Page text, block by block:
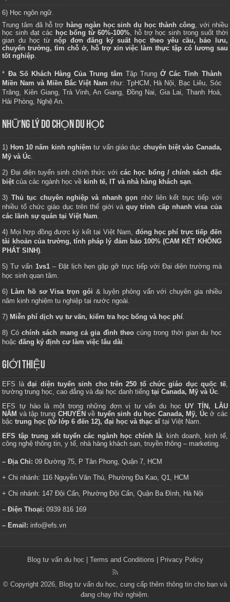
6) Học ngôn ngữ.
Trung tâm đã hỗ trợ hàng ngàn học sinh du học thành công, với nhiều
học sinh đạt các học bổng từ 60%-100%, hỗ trợ học sinh trong suốt thời
gian du học từ nộp đơn đăng ký suất học theo yêu cầu, bảo lưu,
chuyển trường, tìm chỗ ở, hỗ trợ xin việc làm thực tập có lương sau
tốt nghiệp.
* Đa Số Khách Hàng Của Trung tâm Tập TrungỞ Các Tỉnh Thành
Miền Nam và Miền Bắc Việt Nam như: TpHCM, Hà Nội, Bạc Liêu, Sóc
Trăng, Kiên Giang, Trà Vinh, An Giang, Đồng Nai, Gia Lai, Thanh Hoá,
Hải Phòng, Nghệ An.
NHỮNG LÝ DO CHỌN DU HỌC
1) Hơn 10 năm kinh nghiệm tư vấn giáo dục chuyên biệt vào Canada,
Mỹ và Úc.
2) Đại diện tuyển sinh chính thức vớicác học bổng / chính sách đặc
biệt của các ngành học về kinh tế, IT và nhà hàng khách sạn.
3) Thủ tục chuyên nghiệp và nhanh gọn nhờ liên kết trực tiếp với
nhiều tổ chức giáo dục trên thế giới vàquy trình cấp nhanh visa của
các lãnh sự quán tại Việt Nam.
4) Mọi hợp đồng được ký kết tại Việt Nam, đóng học phí trực tiếp đến
tài khoản của trường, tính pháp lý đảm bảo 100% (CAM KẾT KHÔNG
PHÁT SINH).
5) Tư vấn 1vs1– Đặt lịch hẹn gặp gỡ trực tiếp với Đại diện trường mà
học sinh quan tâm.
6) Làm hồ sơ Visa trọn gói & luyện phỏng vấn với chuyên gia nhiều
năm kinh nghiệm tu nghiệp tại nước ngoài.
7) Miễn phí dịch vụ tư vấn, kiểm tra học bổng và học phí.
8) Cóchính sách mang cả gia đình theocùng trong thời gian du học
hoặcđăng ký định cư làm việc lâu dài.
GIỚI THIỆU
EFS làđại diện tuyển sinh cho trên 250 tổ chức giáo dục quốc tế,
trường trung học, cao đẳng và đại học danh tiếng tại Canada, Mỹ và Úc.
EFS tự hào là một trong những đơn vị tư vấn du học UY TÍN, LÂU
NĂM và tập trung CHUYÊN về tuyển sinh du học Canada, Mỹ, Úcở các
bậctrung học (từ lớp 6 đến 12), đại học và thạc sĩtại Việt Nam.
EFS tập trung xét tuyển các ngành học chính là: kinh doanh, kinh tế,
công nghệ thông tin, y tế, nhà hàng khách sạn, truyền thông – marketing.
– Địa Chỉ: 09 Đường 75, P Tân Phong, Quận 7, HCM
+ Chi nhánh: 116 Nguyễn Văn Thủ, Phường Đa Kao, Q1, HCM
+ Chi nhánh: 147 Đội Cấn, Phường Đội Cấn, Quận Ba Đình, Hà Nội
– Điện Thoại: 0939 816 169
– Email: info@efs.vn
Blog tư vấn du học Terms and Conditions Privacy Policy
© Copyright 2026, Blog tư vấn du học, cung cấp thêm thông tin cho bạn và
đang chạy thử nghiệm.